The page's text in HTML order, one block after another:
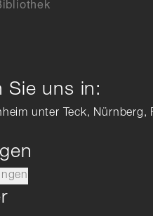
Sie uns in:
unter Teck, Nürnberg,